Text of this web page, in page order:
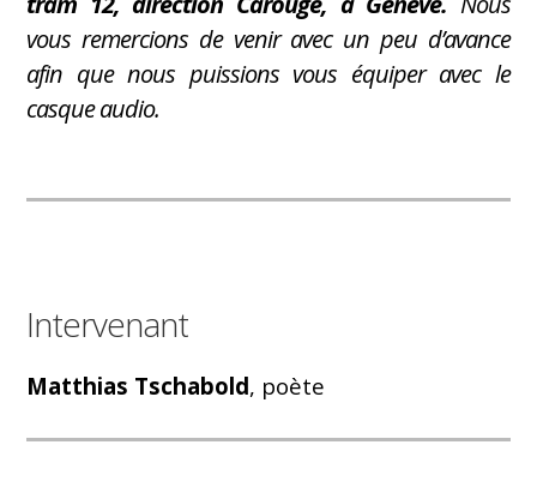
vous remercions de venir avec un peu d’avance
afin que nous puissions vous équiper avec le
casque audio.
Intervenant
Matthias Tschabold, poète